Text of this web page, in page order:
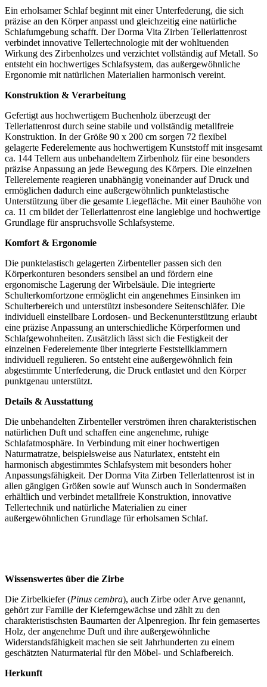
Ein erholsamer Schlaf beginnt mit einer Unterfederung, die sich
präzise an den Körper anpasst und gleichzeitig eine natürliche
Schlafumgebung schafft. Der Dorma Vita Zirben Tellerlattenrost
verbindet innovative Tellertechnologie mit der wohltuenden
Wirkung des Zirbenholzes und verzichtet vollständig auf Metall. So
entsteht ein hochwertiges Schlafsystem, das außergewöhnliche
Ergonomie mit natürlichen Materialien harmonisch vereint.
Konstruktion & Verarbeitung
Gefertigt aus hochwertigem Buchenholz überzeugt der
Tellerlattenrost durch seine stabile und vollständig metallfreie
Konstruktion. In der Größe 90 x 200 cm sorgen 72 flexibel
gelagerte Federelemente aus hochwertigem Kunststoff mit insgesamt
ca. 144 Tellern aus unbehandeltem Zirbenholz für eine besonders
präzise Anpassung an jede Bewegung des Körpers. Die einzelnen
Tellerelemente reagieren unabhängig voneinander auf Druck und
ermöglichen dadurch eine außergewöhnlich punktelastische
Unterstützung über die gesamte Liegefläche. Mit einer Bauhöhe von
ca. 11 cm bildet der Tellerlattenrost eine langlebige und hochwertige
Grundlage für anspruchsvolle Schlafsysteme.
Komfort & Ergonomie
Die punktelastisch gelagerten Zirbenteller passen sich den
Körperkonturen besonders sensibel an und fördern eine
ergonomische Lagerung der Wirbelsäule. Die integrierte
Schulterkomfortzone ermöglicht ein angenehmes Einsinken im
Schulterbereich und unterstützt insbesondere Seitenschläfer. Die
individuell einstellbare Lordosen- und Beckenunterstützung erlaubt
eine präzise Anpassung an unterschiedliche Körperformen und
Schlafgewohnheiten. Zusätzlich lässt sich die Festigkeit der
einzelnen Federelemente über integrierte Feststellklammern
individuell regulieren. So entsteht eine außergewöhnlich fein
abgestimmte Unterfederung, die Druck entlastet und den Körper
punktgenau unterstützt.
Details & Ausstattung
Die unbehandelten Zirbenteller verströmen ihren charakteristischen
natürlichen Duft und schaffen eine angenehme, ruhige
Schlafatmosphäre. In Verbindung mit einer hochwertigen
Naturmatratze, beispielsweise aus Naturlatex, entsteht ein
harmonisch abgestimmtes Schlafsystem mit besonders hoher
Anpassungsfähigkeit. Der Dorma Vita Zirben Tellerlattenrost ist in
allen gängigen Größen sowie auf Wunsch auch in Sondermaßen
erhältlich und verbindet metallfreie Konstruktion, innovative
Tellertechnik und natürliche Materialien zu einer
außergewöhnlichen Grundlage für erholsamen Schlaf.
Wissenswertes über die Zirbe
Die Zirbelkiefer (Pinus cembra), auch Zirbe oder Arve genannt,
gehört zur Familie der Kieferngewächse und zählt zu den
charakteristischsten Baumarten der Alpenregion. Ihr fein gemasertes
Holz, der angenehme Duft und ihre außergewöhnliche
Widerstandsfähigkeit machen sie seit Jahrhunderten zu einem
geschätzten Naturmaterial für den Möbel- und Schlafbereich.
Herkunft